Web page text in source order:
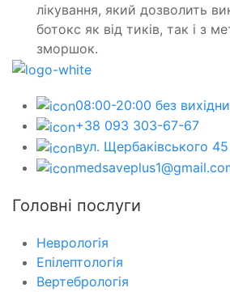
лікування, який дозволить
ботокс як від тиків, так і з
зморшок.
08:00-20:00 без
+38 093 303-67-67
вул. Щербаківського
Головні послуги
Неврологія
Епілептологія
Вертебрологія